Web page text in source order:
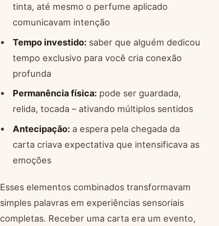
tinta, até mesmo o perfume aplicado
comunicavam intenção
Tempo investido:saber que alguém dedicou
tempo exclusivo para você cria conexão
profunda
Permanência física:pode ser guardada,
relida, tocada – ativando múltiplos sentidos
Antecipação:a espera pela chegada da
carta criava expectativa que intensificava as
emoções
Esses elementos combinados transformavam
simples palavras em experiências sensoriais
completas. Receber uma carta era um evento,